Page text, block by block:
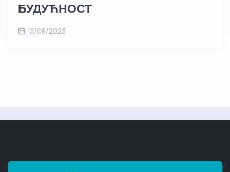
БУДУЋНОСТ
15/08/2025